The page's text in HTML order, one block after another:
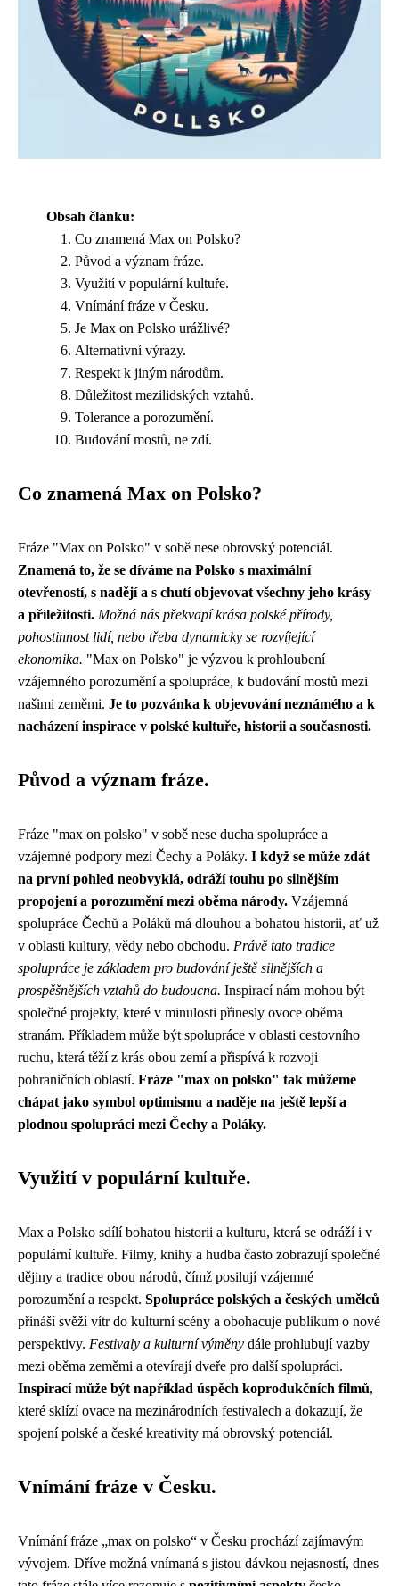
Obsah článku:
Co znamená Max on Polsko?
Původ a význam fráze.
Využití v populární kultuře.
Vnímání fráze v Česku.
Je Max on Polsko urážlivé?
Alternativní výrazy.
Respekt k jiným národům.
Důležitost mezilidských vztahů.
Tolerance a porozumění.
Budování mostů, ne zdí.
Co znamená Max on Polsko?
Fráze "Max on Polsko" v sobě nese obrovský potenciál.
Znamená to, že se díváme na Polsko s maximální
otevřeností, s nadějí a s chutí objevovat všechny jeho krásy
a příležitosti. Možná nás překvapí krása polské přírody,
pohostinnost lidí, nebo třeba dynamicky se rozvíjející
ekonomika. "Max on Polsko" je výzvou k prohloubení
vzájemného porozumění a spolupráce, k budování mostů mezi
našimi zeměmi. Je to pozvánka k objevování neznámého a k
nacházení inspirace v polské kultuře, historii a současnosti.
Původ a význam fráze.
Fráze "max on polsko" v sobě nese ducha spolupráce a
vzájemné podpory mezi Čechy a Poláky. I když se může zdát
na první pohled neobvyklá, odráží touhu po silnějším
propojení a porozumění mezi oběma národy. Vzájemná
spolupráce Čechů a Poláků má dlouhou a bohatou historii, ať už
v oblasti kultury, vědy nebo obchodu. Právě tato tradice
spolupráce je základem pro budování ještě silnějších a
prospěšnějších vztahů do budoucna. Inspirací nám mohou být
společné projekty, které v minulosti přinesly ovoce oběma
stranám. Příkladem může být spolupráce v oblasti cestovního
ruchu, která těží z krás obou zemí a přispívá k rozvoji
pohraničních oblastí. Fráze "max on polsko" tak můžeme
chápat jako symbol optimismu a naděje na ještě lepší a
plodnou spolupráci mezi Čechy a Poláky.
Využití v populární kultuře.
Max a Polsko sdílí bohatou historii a kulturu, která se odráží i v
populární kultuře. Filmy, knihy a hudba často zobrazují společné
dějiny a tradice obou národů, čímž posilují vzájemné
porozumění a respekt. Spolupráce polských a českých umělců
přináší svěží vítr do kulturní scény a obohacuje publikum o nové
perspektivy. Festivaly a kulturní výměny dále prohlubují vazby
mezi oběma zeměmi a otevírají dveře pro další spolupráci.
Inspirací může být například úspěch koprodukčních filmů,
které sklízí ovace na mezinárodních festivalech a dokazují, že
spojení polské a české kreativity má obrovský potenciál.
Vnímání fráze v Česku.
Vnímání fráze „max on polsko“ v Česku prochází zajímavým
vývojem. Dříve možná vnímaná s jistou dávkou nejasností, dnes